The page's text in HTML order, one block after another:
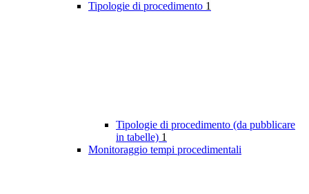
Tipologie di procedimento 1
Tipologie di procedimento (da pubblicare
in tabelle) 1
Monitoraggio tempi procedimentali